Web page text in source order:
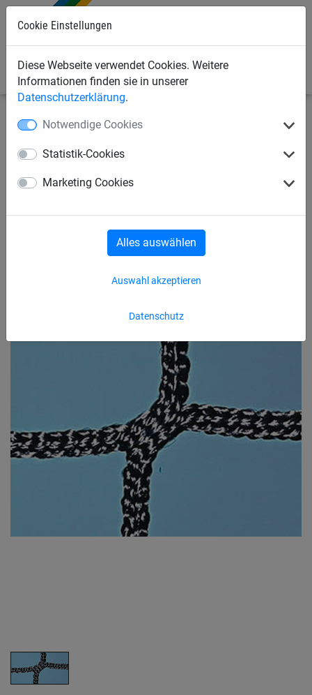
Cookie Einstellungen
Diese Webseite verwendet Cookies. Weitere
Informationen finden sie in unserer
Datenschutzerklärung.
Notwendige Cookies
Statistik-Cookies
Marketing Cookies
Datenschutz
Auswahl akzeptieren
Alles auswählen
Sportnetze Tennisnetze
Tennisnetz aus PP, ca. 3 mm
stark